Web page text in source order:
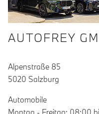
AUTOFREY
Alpenstraße 85
5020 Salzburg
Automobile
Montag - Freitag: 08:00